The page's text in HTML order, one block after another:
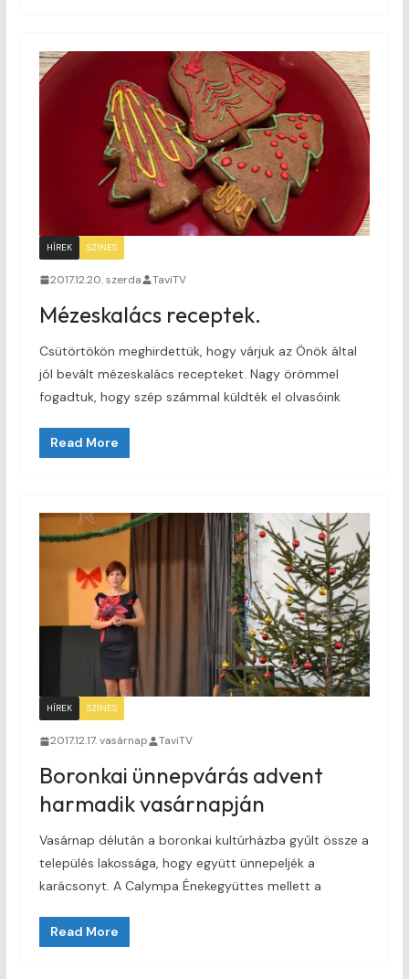
HÍREK SZINES
2017.12.20. szerda TaviTV
Mézeskalács receptek.
Csütörtökön meghirdettük, hogy várjuk az Önök által
jól bevált mézeskalács recepteket. Nagy örömmel
fogadtuk, hogy szép számmal küldték el olvasóink
Read More
HÍREK SZINES
2017.12.17. vasárnap TaviTV
Boronkai ünnepvárás advent
harmadik vasárnapján
Vasárnap délután a boronkai kultúrházba gyűlt össze a
település lakossága, hogy együtt ünnepeljék a
karácsonyt. A Calympa Énekegyüttes mellett a
Read More